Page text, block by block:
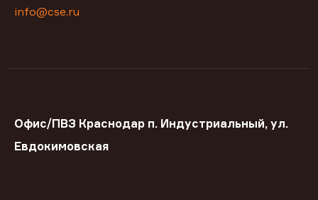
info@cse.ru
Офис/ПВЗ Краснодар п. Индустриальный, ул.
Евдокимовская